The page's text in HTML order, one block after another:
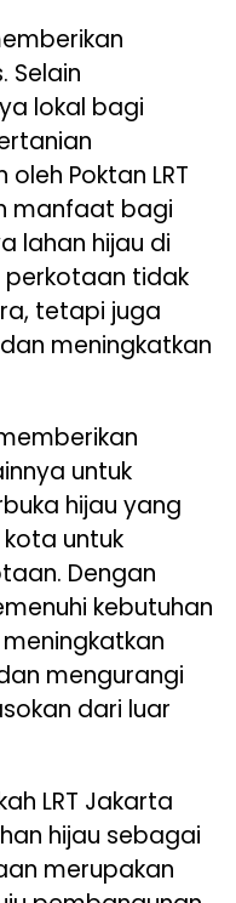
Selain
lokal bagi
Poktan LRT
manfaat bagi
lahan hijau di
tidak
tetapi juga
meningkatkan
untuk
hijau yang
untuk
Dengan
kebutuhan
mengurangi
dari luar
LRT Jakarta
hijau sebagai
merupakan